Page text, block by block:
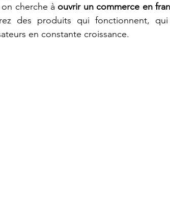
cherche à ouvrir un commerce en
des produits qui fonctionnent,
en constante croissance.